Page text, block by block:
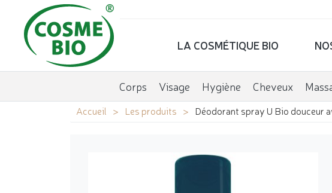
LA COSMÉTIQUE BIO
Corps Visage Hygiène Cheveux
Accueil Les produits Déodorant spray U Bio douceur